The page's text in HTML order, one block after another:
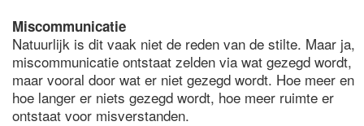
Miscommunicatie
Natuurlijk is dit vaak niet de reden van de stilte. Maar ja,
miscommunicatie ontstaat zelden via wat gezegd wordt,
maar vooral door wat er niet gezegd wordt. Hoe meer en
hoe langer er niets gezegd wordt, hoe meer ruimte er
ontstaat voor misverstanden.